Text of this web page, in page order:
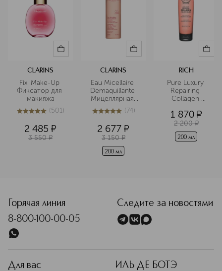
CLARINS
Fix' Make-Up
Фиксатор для
макияжа
5из 5501 (501)
2 485 ¤
3 550 ¤
CLARINS
Eau Micellaire
Demaquillante
Мицеллярная
вода для
чувствительной
5из 574 (74)
2 677 ¤
3 150 ¤
200 мл
RICH
Pure Luxury
Repairing
Collagen
Маска-
кондиционер с
коллагеновым
уходом
1 870 ¤
2 200 ¤
200 мл
Горячая линия
8-800-100-00-05
Следите за новостями
Для вас ИЛЬ ДЕ БОТЭ